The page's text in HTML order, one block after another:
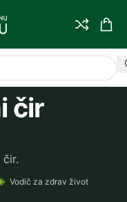
čir
Vodič za zdrav život